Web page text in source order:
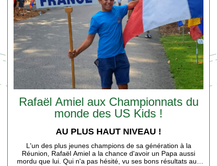
Rafaël Amiel aux Championnats du
monde des US Kids !
AU PLUS HAUT NIVEAU !
L'un des plus jeunes champions de sa génération à la
Réunion, Rafaël Amiel a la chance d'avoir un Papa aussi
mordu que lui. Qui n'a pas hésité, vu ses bons résultats aux